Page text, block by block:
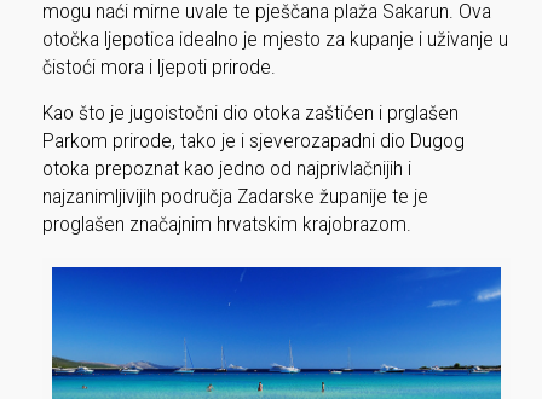
mogu naći mirne uvale te pješčana plaža Sakarun. Ova
otočka ljepotica idealno je mjesto za kupanje i uživanje u
čistoći mora i ljepoti prirode.
Kao što je jugoistočni dio otoka zaštićen i prglašen
Parkom prirode, tako je i sjeverozapadni dio Dugog
otoka prepoznat kao jedno od najprivlačnijih i
najzanimljivijih područja Zadarske županije te je
proglašen značajnim hrvatskim krajobrazom.